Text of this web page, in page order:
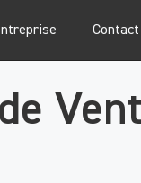
Contact